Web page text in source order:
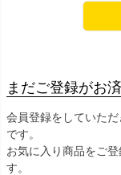
まだご登録がお
会員登録をしていた
です。
お気に入り商品をご
す。